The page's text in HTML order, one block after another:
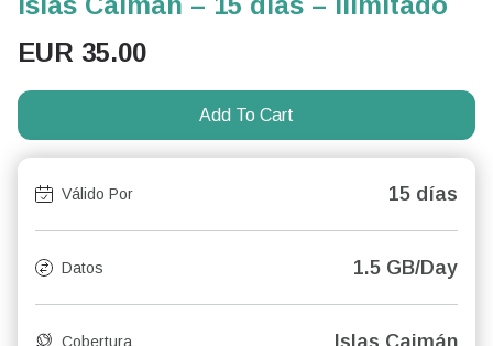
EUR 35.00
Add To Cart
Válido Por 15 días
Datos 1.5 GB/Day
Cobertura Islas Caimán